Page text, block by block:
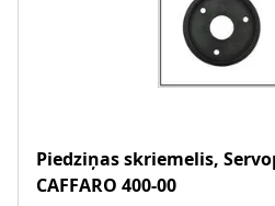
Piedziņas skriemelis,
CAFFARO 400-00